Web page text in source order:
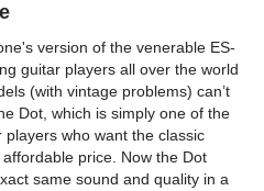
version of the venerable ES-
guitar players all over the world
(with vintage problems) can’t
Dot, which is simply one of the
who want the classic
price. Now the Dot
same sound and quality in a